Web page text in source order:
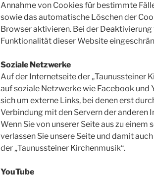
Annahme von Cookies für bestimmte
sowie das automatische Löschen der
Browser aktivieren. Bei der
Funktionalität dieser Website
Soziale Netzwerke
Auf der Internetseite der „Taunussteiner
auf soziale Netzwerke wie Facebook und
sich um externe Links, bei denen erst
Verbindung mit den Servern der anderen
Wenn Sie von unserer Seite aus zu einem
verlassen Sie unsere Seite und damit
der „Taunussteiner Kirchenmusik“.
YouTube